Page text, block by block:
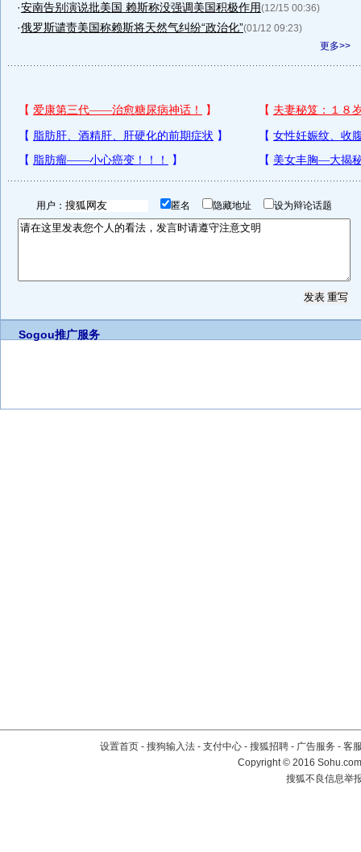
·安南告别演说批美国 赖斯称没强调美国积极作用(12/15 00:36)
·俄罗斯谴责美国称赖斯将天然气纠纷“政治化”(01/12 09:23)
更多>>
用户： 匿名 隐藏地址 设为辩论话题
Sogou推广服务
设置首页 - 搜狗输入法 - 支付中心 - 搜狐招聘 - 广告服务 - 客
Copyright©2016
搜狐不良信息举